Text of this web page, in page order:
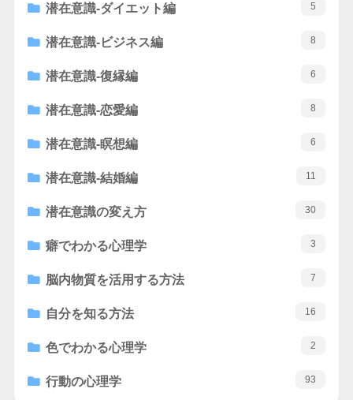
潜在意識-ダイエット編 5
潜在意識-ビジネス編 8
潜在意識-復縁編 6
潜在意識-恋愛編 8
潜在意識-瞑想編 6
潜在意識-結婚編 11
潜在意識の変え方 30
癖でわかる心理学 3
脳内物質を活用する方法 7
自分を知る方法 16
色でわかる心理学 2
行動の心理学 93